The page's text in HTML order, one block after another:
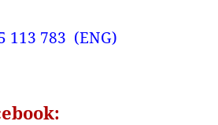
113 783 (ENG)